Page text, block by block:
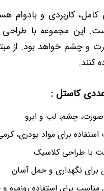
کاربردی و بادوام
این مجموعه با
و چشم خواهد بود. از
کنند.
استفاده برای مواد پودری،
طراحی کلاسیک
برای نگهداری و حمل آسان